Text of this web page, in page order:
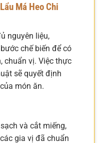
Má Heo Chi
nguyên liệu,
chế biến để có
chuẩn vị. Việc thực
sẽ quyết định
món ăn.
và cắt miếng,
gia vị đã chuẩn